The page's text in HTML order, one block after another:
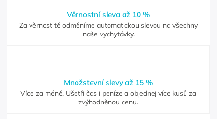
Věrnostní sleva až 10 %
Za věrnost tě odměníme automatickou slevou na všechny
naše vychytávky.
Množstevní slevy až 15 %
Více za méně. Ušetři čas i peníze a objednej více kusů za
zvýhodněnou cenu.